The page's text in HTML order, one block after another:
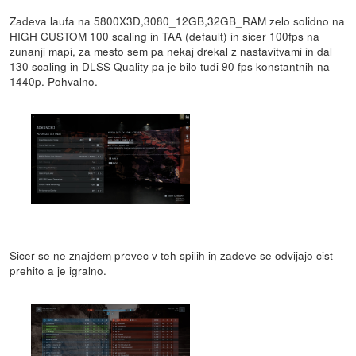
Zadeva laufa na 5800X3D,3080_12GB,32GB_RAM zelo solidno na
HIGH CUSTOM 100 scaling in TAA (default) in sicer 100fps na
zunanji mapi, za mesto sem pa nekaj drekal z nastavitvami in dal
130 scaling in DLSS Quality pa je bilo tudi 90 fps konstantnih na
1440p. Pohvalno.
Sicer se ne znajdem prevec v teh spilih in zadeve se odvijajo cist
prehito a je igralno.